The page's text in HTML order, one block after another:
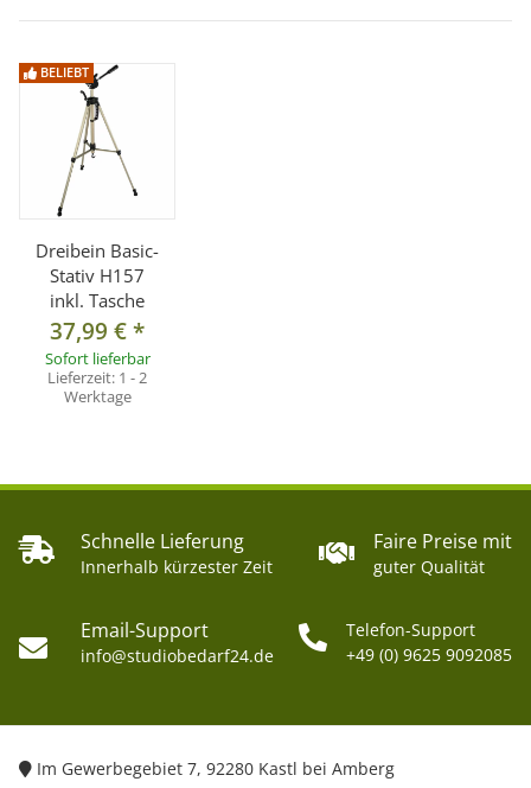
BELIEBT
Dreibein Basic-
Stativ H157
inkl. Tasche
37,99 €*
Sofort lieferbar
Lieferzeit: 1 - 2
Werktage
Schnelle Lieferung
Innerhalb kürzester Zeit
Faire Preise mit
guter Qualität
Email-Support
info@studiobedarf24.de
Telefon-Support
+49 (0) 9625 9092085
Im Gewerbegebiet 7, 92280 Kastl bei Amberg